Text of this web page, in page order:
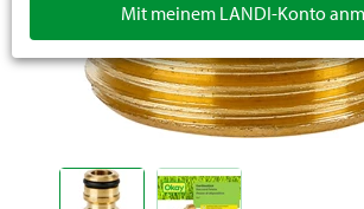
Schlauchaufbewahrung
Giesskannen / Behälter
Wasserpumpen
Ersatzteile Bewässerung
Mit meinem LANDI-Konto